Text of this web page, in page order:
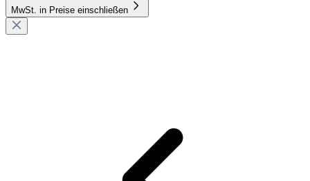
MwSt. in Preise einschließen